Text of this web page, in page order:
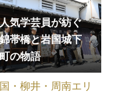
気学芸員が紡ぐ
帯橋と岩国城下
の物語
・柳井・周南エリ